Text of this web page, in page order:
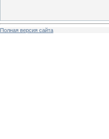
Полная версия сайта